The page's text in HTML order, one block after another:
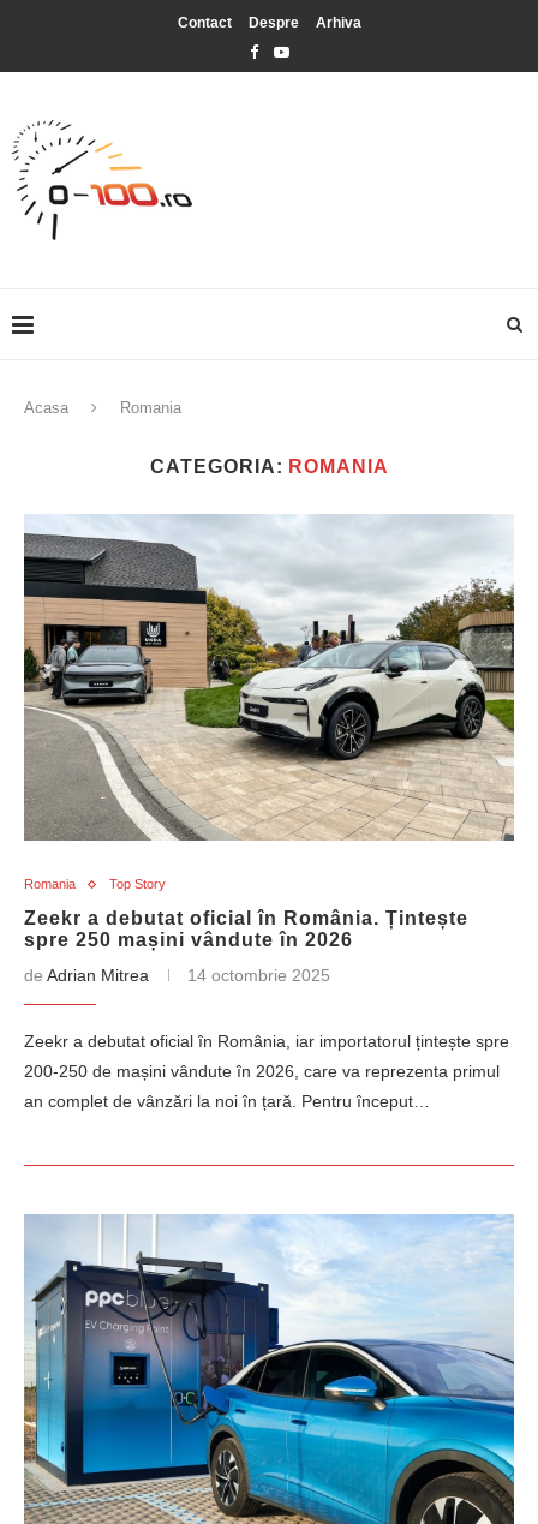
Contact Despre Arhiva
Acasa Romania
CATEGORIA: ROMANIA
Romania Top Story
Zeekr a debutat oficial în România. Țintește
spre 250 mașini vândute în 2026
de Adrian Mitrea 14 octombrie 2025
Zeekr a debutat oficial în România, iar importatorul țintește spre
200-250 de mașini vândute în 2026, care va reprezenta primul
an complet de vânzări la noi în țară. Pentru început…